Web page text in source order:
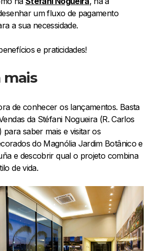
um fluxo de pagamento
a sua necessidade.
e praticidades!
mais
de conhecer os lançamentos. Basta
da Stéfani Nogueira (R. Carlos
para saber mais e visitar os
do Magnólia Jardim Botânico e
e descobrir qual o projeto combina
de vida.